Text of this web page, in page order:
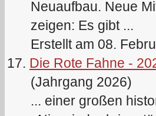
Neuaufbau. Neue
zeigen: Es gibt ...
Erstellt am 08.
17. Die Rote Fahne -
(Jahrgang 2026)
... einer großen